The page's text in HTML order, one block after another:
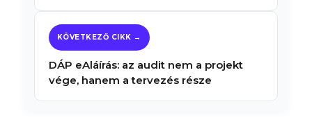
DÁP eAláírás: az audit nem a projekt
vége, hanem a tervezés része